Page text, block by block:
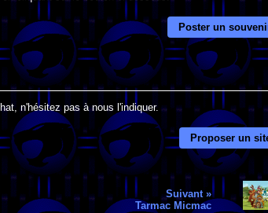
Poster un
n'hésitez pas à nous l'indiquer.
Proposer un
Suivant »
Tarmac Micmac